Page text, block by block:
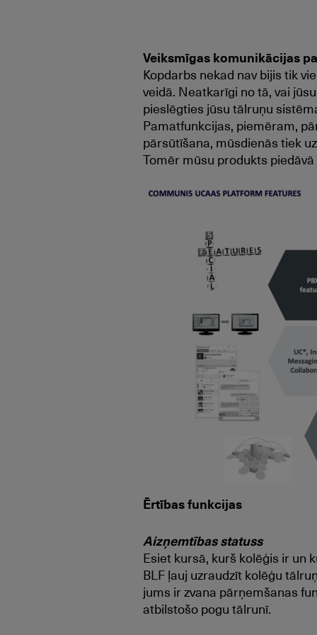
Veiksmīgas komunikācijas
Kopdarbs nekad nav bijis tik
veidā. Neatkarīgi no tā, vai
pieslēgties jūsu tālruņu
Pamatfunkcijas, piemēram,
pārsūtīšana, mūsdienās tiek
Tomēr mūsu produkts
Ērtības funkcijas
Aizņemtības statuss
Esiet kursā, kurš kolēģis ir un
BLF ļauj uzraudzīt kolēģu
jums ir zvana pārņemšanas
atbilstošo pogu tālrunī.